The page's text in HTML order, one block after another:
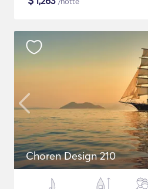
Choren Design 210